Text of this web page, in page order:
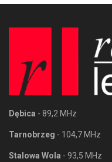
Dębica - 89,2 MHz
Tarnobrzeg - 104,7 MHz
Stalowa Wola - 93,5 MHz